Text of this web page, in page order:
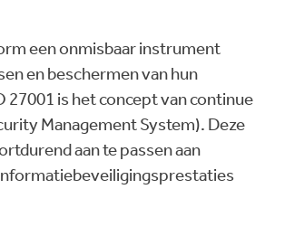
een onmisbaar instrument
en beschermen van hun
27001 is het concept van continue
Management System). Deze
aan te passen aan